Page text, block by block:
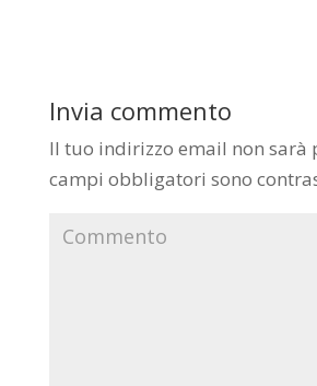
Invia commento
Il tuo indirizzo email non sarà
campi obbligatori sono